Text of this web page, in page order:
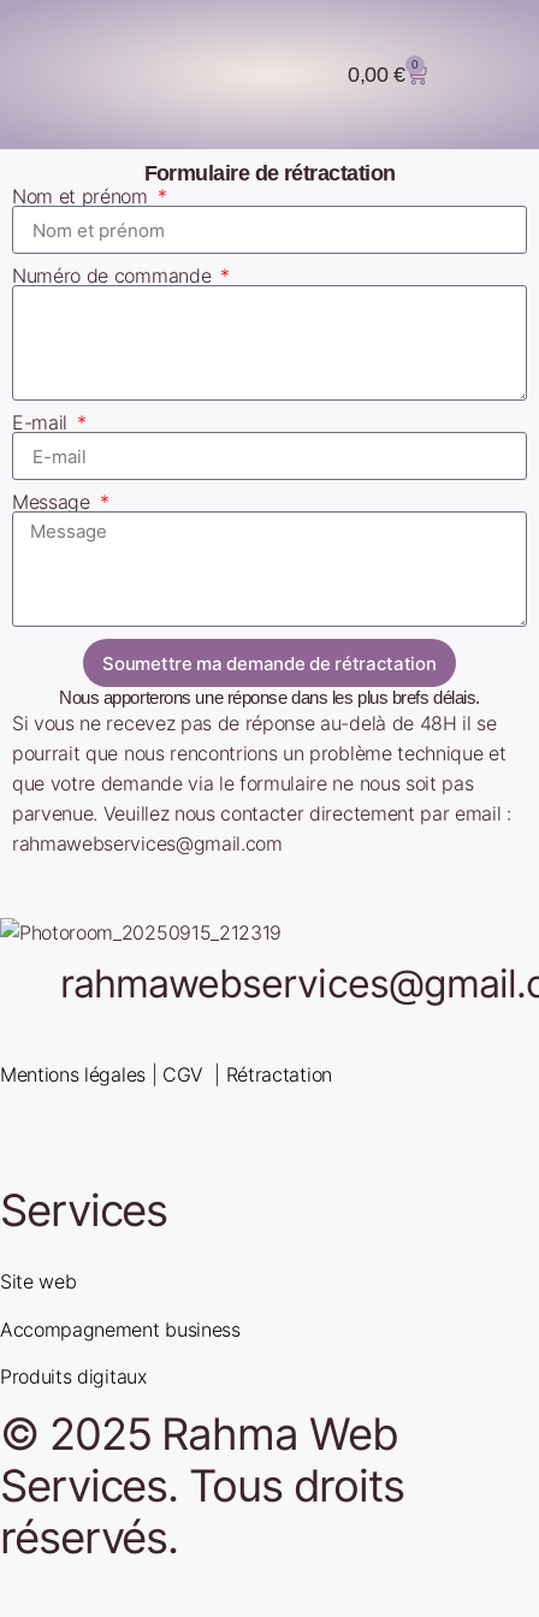
0,00€ 0
Formulaire de rétractation
Nom et prénom
Numéro de commande
E-mail
Message
Soumettre ma demande de rétractation
Nous apporterons une réponse dans les plus brefs délais.
Si vous ne recevez pas de réponse au-delà de 48H il se
pourrait que nous rencontrions un problème technique et
que votre demande via le formulaire ne nous soit pas
parvenue. Veuillez nous contacter directement par email :
rahmawebservices@gmail.com
Mentions légales| CGV Rétractation
Services
Site web
Accompagnement business
Produits digitaux
© 2025 Rahma Web
Services. Tous droits
réservés.